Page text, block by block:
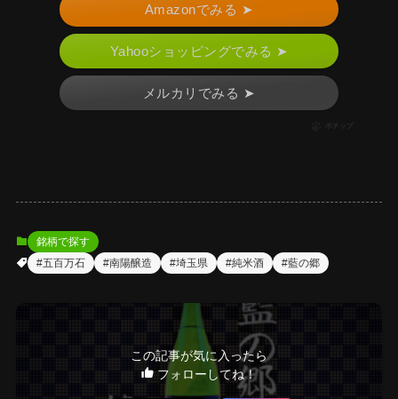
Amazonでみる ➤
Yahooショッピングでみる ➤
メルカリでみる ➤
ポチップ
銘柄で探す
#五百万石
#南陽醸造 #埼玉県 #純米酒 #藍の郷
この記事が気に入ったら
フォローしてね！